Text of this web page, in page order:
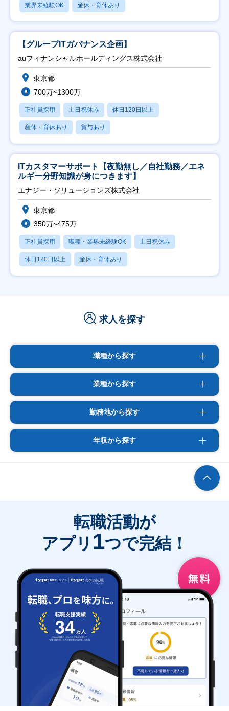
業界未経験OK 産休・育休あり
【グループITガバナンス企画】
auフィナンシャルホールディングス株式会社
東京都
700万~1300万
正社員採用 土日祝休み 休日120日以上
産休・育休あり 賞与あり
ITカスタマーサポート【夜勤無し／自社勤務／エネ
ルギー分野知識が身につきます】
エナジー・ソリューションズ株式会社
東京都
350万~475万
正社員採用 職種・業界未経験OK 土日祝休み
休日120日以上 産休・育休あり
求人を探す
職種から探す
業種から探す
勤務地から探す
年収から探す
転職活動が
アプリ 1つで完結！